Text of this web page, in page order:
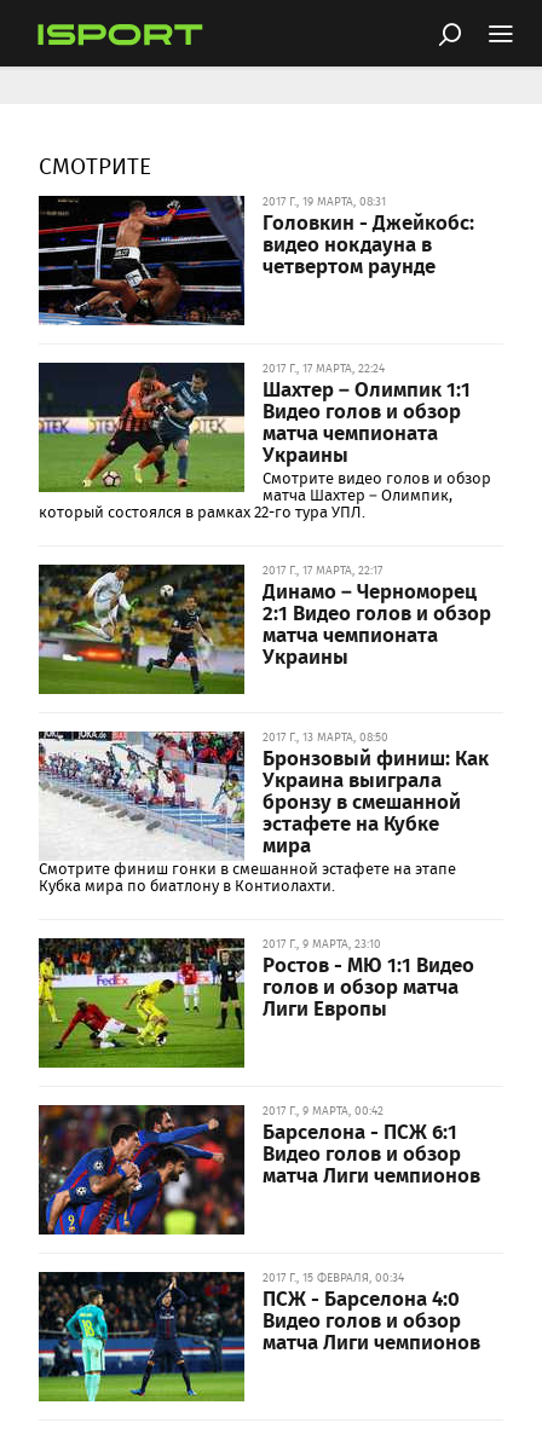
СМОТРИТЕ
2017 Г., 19 МАРТА, 08:31
Головкин - Джейкобс:
видео нокдауна в
четвертом раунде
2017 Г., 17 МАРТА, 22:24
Шахтер – Олимпик 1:1
Видео голов и обзор
матча чемпионата
Украины
Смотрите видео голов и обзор
матча Шахтер – Олимпик,
который состоялся в рамках 22-го тура УПЛ.
2017 Г., 17 МАРТА, 22:17
Динамо – Черноморец
2:1 Видео голов и обзор
матча чемпионата
Украины
2017 Г., 13 МАРТА, 08:50
Бронзовый финиш: Как
Украина выиграла
бронзу в смешанной
эстафете на Кубке
мира
Смотрите финиш гонки в смешанной эстафете на этапе
Кубка мира по биатлону в Контиолахти.
2017 Г., 9 МАРТА, 23:10
Ростов - МЮ 1:1 Видео
голов и обзор матча
Лиги Европы
2017 Г., 9 МАРТА, 00:42
Барселона - ПСЖ 6:1
Видео голов и обзор
матча Лиги чемпионов
2017 Г., 15 ФЕВРАЛЯ, 00:34
ПСЖ - Барселона 4:0
Видео голов и обзор
матча Лиги чемпионов